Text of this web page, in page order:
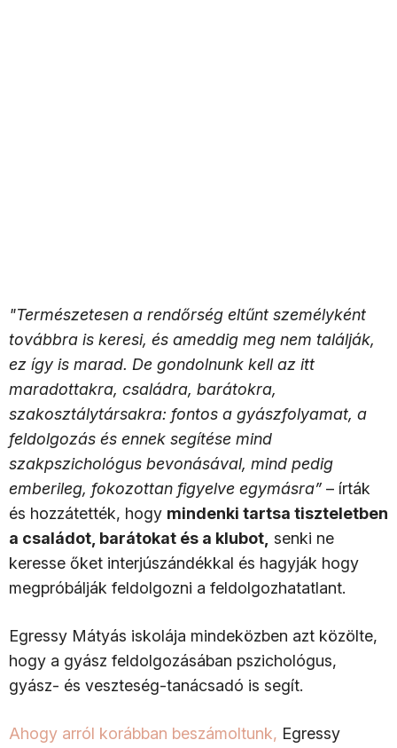
"Természetesen a rendőrség eltűnt személyként
továbbra is keresi, és ameddig meg nem találják,
ez így is marad. De gondolnunk kell az itt
maradottakra, családra, barátokra,
szakosztálytársakra: fontos a gyászfolyamat, a
feldolgozás és ennek segítése mind
szakpszichológus bevonásával, mind pedig
emberileg, fokozottan figyelve egymásra” – írták
és hozzátették, hogy mindenki tartsa tiszteletben
a családot, barátokat és a klubot, senki ne
keresse őket interjúszándékkal és hagyják hogy
megpróbálják feldolgozni a feldolgozhatatlant.
Egressy Mátyás iskolája mindeközben azt közölte,
hogy a gyász feldolgozásában pszichológus,
gyász- és veszteség-tanácsadó is segít.
Ahogy arról korábban beszámoltunk, Egressy